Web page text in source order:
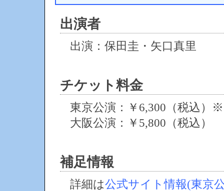
出演者
出演：保田圭・矢口真里
チケット料金
東京公演：￥6,300（税込）
大阪公演：￥5,800（税込）
補足情報
詳細は公式サイト情報(東京